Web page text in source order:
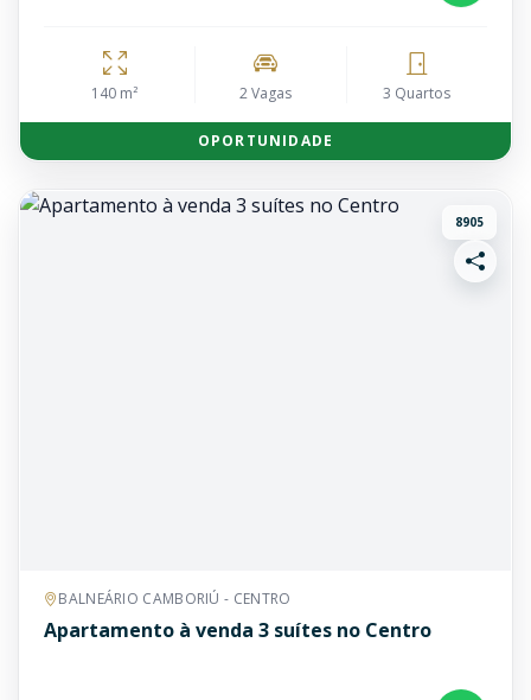
140 m² 2 Vagas 3 Quartos
OPORTUNIDADE
8905
BALNEÁRIO CAMBORIÚ - CENTRO
Apartamento à venda 3 suítes no Centro